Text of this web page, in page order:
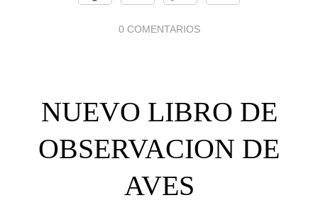
0 COMENTARIOS
NUEVO LIBRO DE
OBSERVACION DE
AVES